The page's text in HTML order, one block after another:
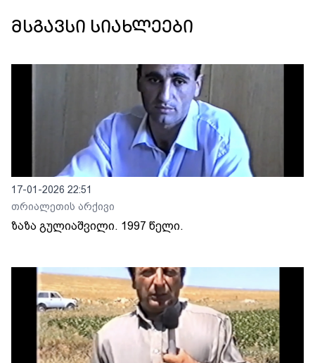
მსგავსი სიახლეები
17-01-2026 22:51
თრიალეთის არქივი
ზაზა გულიაშვილი. 1997 წელი.